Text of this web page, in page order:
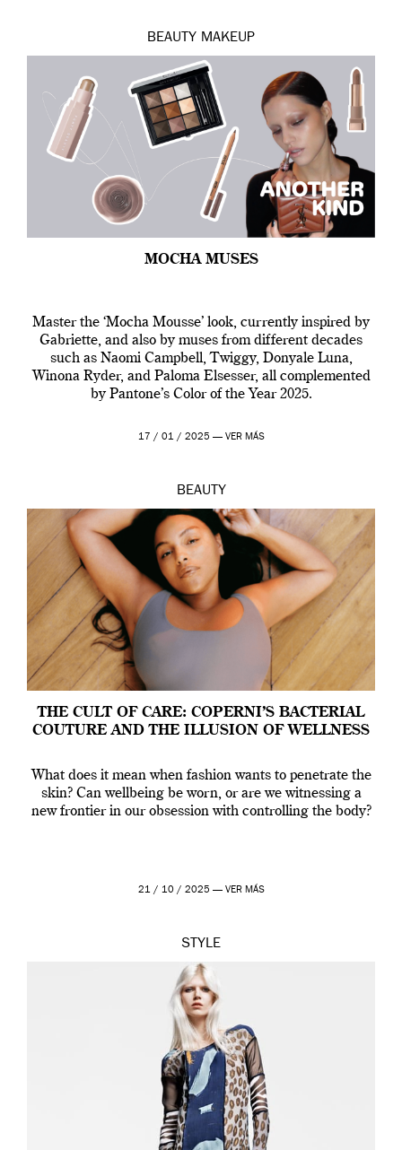
BEAUTY MAKEUP
MOCHA MUSES
Master the ‘Mocha Mousse’ look, currently inspired by
Gabriette, and also by muses from different decades
such as Naomi Campbell, Twiggy, Donyale Luna,
Winona Ryder, and Paloma Elsesser, all complemented
by Pantone’s Color of the Year 2025.
17 / 01 / 2025 — VER MÁS
BEAUTY
THE CULT OF CARE: COPERNI’S BACTERIAL
COUTURE AND THE ILLUSION OF WELLNESS
What does it mean when fashion wants to penetrate the
skin? Can wellbeing be worn, or are we witnessing a
new frontier in our obsession with controlling the body?
21 / 10 / 2025 — VER MÁS
STYLE